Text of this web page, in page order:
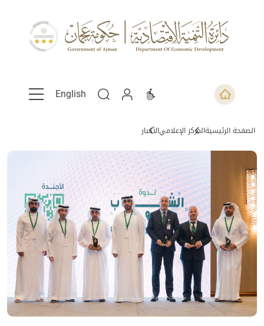
English
الصفحة الرئيسيةالمركز الإعلاميالأخبار